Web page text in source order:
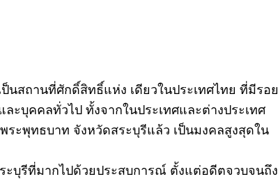
นสถานที่ศักดิ์สิทธิ์แห่ง เดียวในประเทศไทย ที่มีรอย
บุคคลทั่วไป ทั้งจากในประเทศและต่างประเทศ
ระพุทธบาท จังหวัดสระบุรีแล้ว เป็นมงคลสูงสุดใน
ะบุรีที่มากไปด้วยประสบการณ์ ตั้งแต่อดีตจวบจนถึง